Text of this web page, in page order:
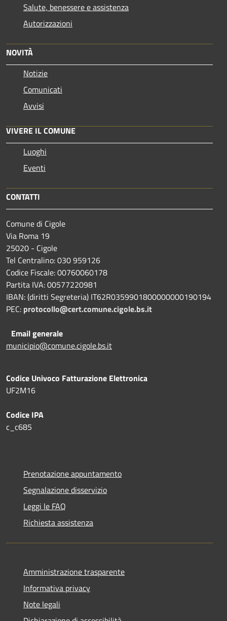
Salute, benessere e assistenza
Autorizzazioni
NOVITÀ
Notizie
Comunicati
Avvisi
VIVERE IL COMUNE
Luoghi
Eventi
CONTATTI
Comune di Cigole
Via Roma 19
25020 - Cigole
Tel Centralino: 030 959126
Codice Fiscale: 00760060178
Partita IVA: 00577220981
IBAN: (diritti Segreteria) IT62R0359901800000000190194
PEC: protocollo@cert.comune.cigole.bs.it
Email generale
municipio@comune.cigole.bs.it
Codice Univoco Fatturazione Elettronica
UF2M16
Codice IPA
c_c685
Prenotazione appuntamento
Segnalazione disservizio
Leggi le FAQ
Richiesta assistenza
Amministrazione trasparente
Informativa privacy
Note legali